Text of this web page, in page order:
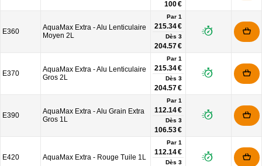
100 €
E360
AquaMax Extra - Alu Lenticulaire
Moyen 2L
Par 1
215.34 €
Dès 3
204.57 €
E370
AquaMax Extra - Alu Lenticulaire
Gros 2L
Par 1
215.34 €
Dès 3
204.57 €
E390
AquaMax Extra - Alu Grain Extra
Gros 1L
Par 1
112.14 €
Dès 3
106.53 €
E420 AquaMax Extra - Rouge Tuile 1L
Par 1
112.14 €
Dès 3